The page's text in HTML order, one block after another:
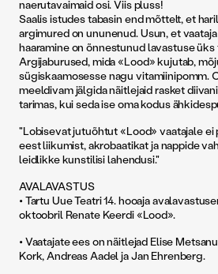
naerutavaimaid osi. Viis pluss!
Saalis istudes tabasin end mõttelt, et
argimured on ununenud. Usun, et
haaramine on õnnestunud lavastuse
Argijaburused, mida «Lood» kujutab,
sügiskaamosesse nagu vitamiinipomm.
meeldivam jälgida näitlejaid rasket
tarimas, kui seda ise oma kodus
"Lobisevat jutuõhtut «Lood» vaatajale ei
eest liikumist, akrobaatikat ja nappide
leidlikke kunstilisi lahendusi."
AVALAVASTUS
• Tartu Uue Teatri 14. hooaja
oktoobril Renate Keerdi «Lood».
• Vaatajate ees on näitlejad Elise
Kork, Andreas Aadel ja Jan Ehrenberg.